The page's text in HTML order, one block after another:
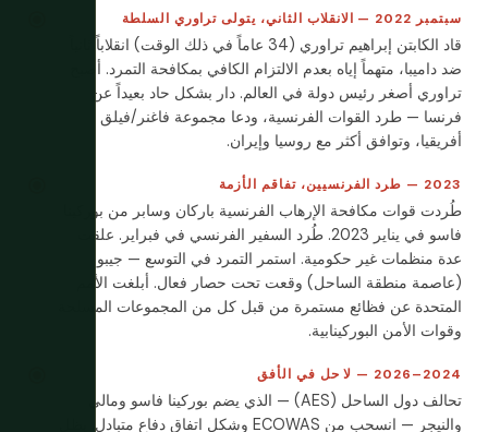
سبتمبر 2022 — الانقلاب الثاني، يتولى تراوري السلطة
قاد الكابتن إبراهيم تراوري (34 عاماً في ذلك الوقت) انقلاباً ثانياً
ضد داميبا، متهماً إياه بعدم الالتزام الكافي بمكافحة التمرد. أصبح
تراوري أصغر رئيس دولة في العالم. دار بشكل حاد بعيداً عن
فرنسا — طرد القوات الفرنسية، ودعا مجموعة فاغنر/فيلق
أفريقيا، وتوافق أكثر مع روسيا وإيران.
2023 — طرد الفرنسيين، تفاقم الأزمة
طُردت قوات مكافحة الإرهاب الفرنسية باركان وسابر من بوركينا
فاسو في يناير 2023. طُرد السفير الفرنسي في فبراير. علقت
عدة منظمات غير حكومية. استمر التمرد في التوسع — جيبو
(عاصمة منطقة الساحل) وقعت تحت حصار فعال. أبلغت الأمم
المتحدة عن فظائع مستمرة من قبل كل من المجموعات المسلحة
وقوات الأمن البوركينابية.
2024–2026 — لا حل في الأفق
تحالف دول الساحل (AES) — الذي يضم بوركينا فاسو ومالي
والنيجر — انسحب من ECOWAS وشكل اتفاق دفاع متبادل. يظل